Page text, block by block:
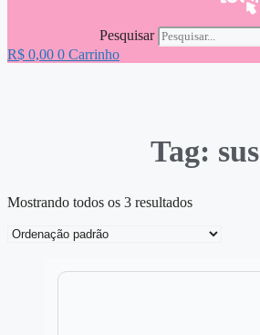
Pesquisar
R$ 0,00 0 Carrinho
Tag: sus
Mostrando todos os 3 resultados